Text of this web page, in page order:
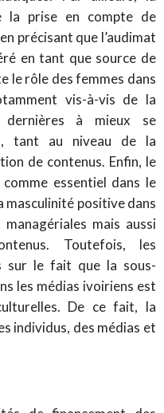
la prise en compte de
précisant que l’audimat
en tant que source de
le rôle des femmes dans
vis-à-vis de la
dernières à mieux se
tant au niveau de la
de contenus. Enfin, le
essentiel dans le
masculinité positive dans
mais aussi
Toutefois, les
sur le fait que la sous-
les médias ivoiriens est
De ce fait, la
individus, des médias et